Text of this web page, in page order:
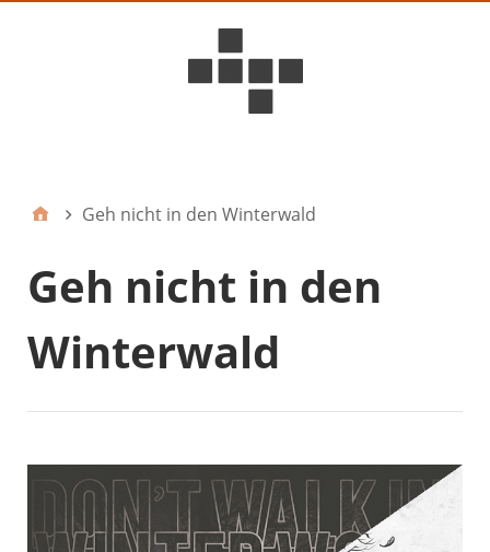
Geh nicht in den Winterwald
Geh nicht in den
Winterwald